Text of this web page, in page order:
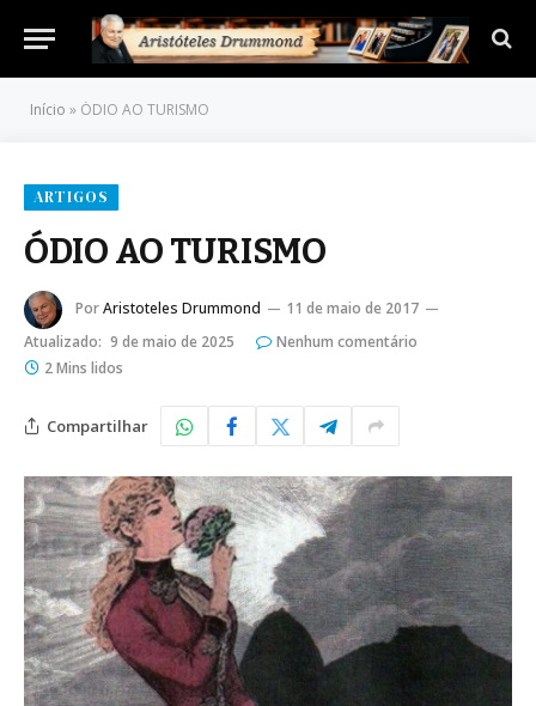
Início » ÓDIO AO TURISMO
ARTIGOS
ÓDIO AO TURISMO
PorAristoteles Drummond
11 de maio de 2017
Atualizado: 9 de maio de 2025
Nenhum comentário
2 Mins lidos
Compartilhar